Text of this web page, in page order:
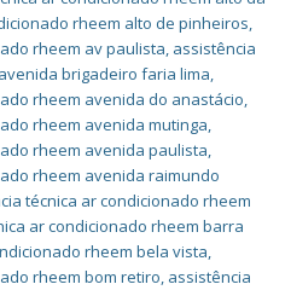
rheem alto de pinheiros,
rheem av paulista, assistência
brigadeiro faria lima,
rheem avenida do anastácio,
rheem avenida mutinga,
rheem avenida paulista,
rheem avenida raimundo
técnica ar condicionado rheem
ar condicionado rheem barra
rheem bela vista,
rheem bom retiro, assistência